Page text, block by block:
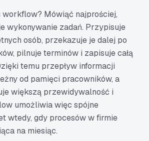
workflow? Mówiąć najprościej,
wykonywanie zadań. Przypisuje
osób, przekazuje je dalej po
pilnuje terminów i zapisuje całą
temu przepływ informacji
od pamięci pracowników, a
większą przewidywalność i
umożliwia więc spójne
wtedy, gdy procesów w firmie
na miesiąc.